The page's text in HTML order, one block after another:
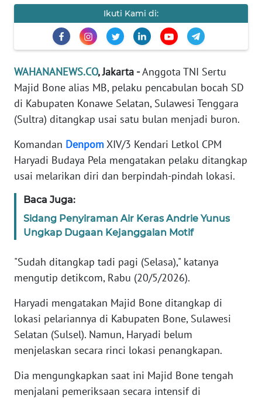
Ikuti Kami di:
WAHANANEWS.CO, Jakarta -Anggota TNI Sertu
Majid Bone alias MB, pelaku pencabulan bocah SD
di Kabupaten Konawe Selatan, Sulawesi Tenggara
(Sultra) ditangkap usai satu bulan menjadi buron.
Komandan DenpomXIV/3 Kendari Letkol CPM
Haryadi Budaya Pela mengatakan pelaku ditangkap
usai melarikan diri dan berpindah-pindah lokasi.
Baca Juga:
Sidang Penyiraman Air Keras Andrie Yunus
Ungkap Dugaan Kejanggalan Motif
"Sudah ditangkap tadi pagi (Selasa)," katanya
mengutip detikcom, Rabu (20/5/2026).
Haryadi mengatakan Majid Bone ditangkap di
lokasi pelariannya di Kabupaten Bone, Sulawesi
Selatan (Sulsel). Namun, Haryadi belum
menjelaskan secara rinci lokasi penangkapan.
Dia mengungkapkan saat ini Majid Bone tengah
menjalani pemeriksaan secara intensif di
EDITORIAL
Informasi
BERITA
KONTAK
INFO
IKLAN
TENTANG
KAMI
PEDOMAN
MEDIA
SIBER
KARIR